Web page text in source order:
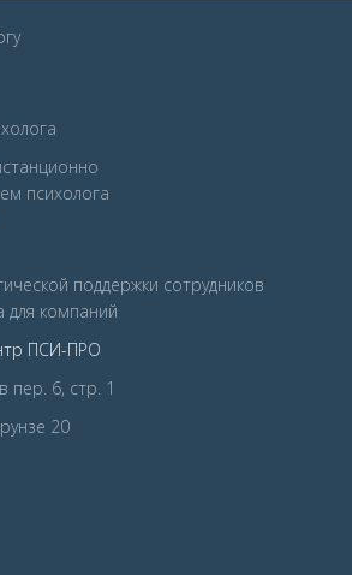
психолога
поддержки сотрудников
компаний
ПСИ-ПРО
пер. 6, стр. 1
20